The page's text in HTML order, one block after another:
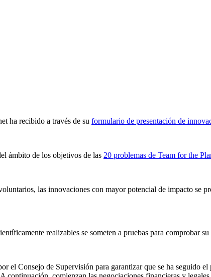
ha recibido a través de su formulario de presentación de
ámbito de los objetivos de las 20 problemas de Team for the
las innovaciones con mayor potencial de impacto se
realizables se someten a pruebas para comprobar
el Consejo de Supervisión para garantizar que se ha seguido